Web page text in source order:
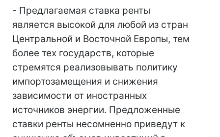
- Предлагаемая ставка ренты
является высокой для любой из стран
Центральной и Восточной Европы, тем
более тех государств, которые
стремятся реализовывать политику
импортозамещения и снижения
зависимости от иностранных
источников энергии. Предложенные
ставки ренты несомненно приведут к